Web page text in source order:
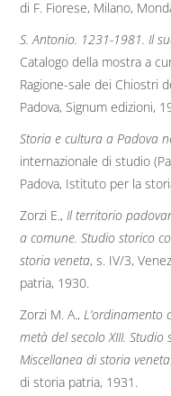
di F. Fiorese, Milano,
S. Antonio. 1231-1981. Il
Catalogo della mostra a
Ragione-sale dei Chiostri
Padova, Signum edizioni,
Storia e cultura a Padova
internazionale di studio
Padova, Istituto per la
Zorzi E., Il territorio
a comune. Studio storico
storia veneta, s. IV/3,
patria, 1930.
Zorzi M. A., L’ordinamento
metà del secolo XIII.
Miscellanea di storia veneta
di storia patria, 1931.